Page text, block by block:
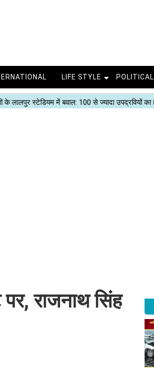
LIFE STYLE POLITICAL
राजनाथ सिंह